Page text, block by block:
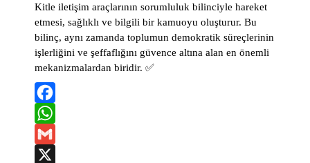
Kitle iletişim araçlarının sorumluluk bilinciyle hareket
etmesi, sağlıklı ve bilgili bir kamuoyu oluşturur. Bu
bilinç, aynı zamanda toplumun demokratik süreçlerinin
işlerliğini ve şeffaflığını güvence altına alan en önemli
mekanizmalardan biridir. ✅
F
aW
hG